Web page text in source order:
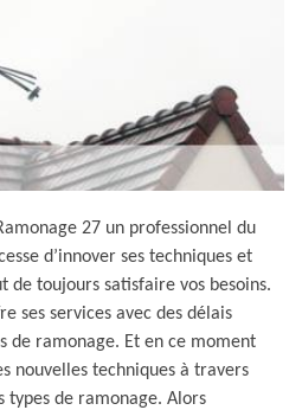
27 un professionnel du
d’innover ses techniques et
de toujours satisfaire vos besoins.
ses services avec des délais
de ramonage. Et en ce moment
nouvelles techniques à travers
types de ramonage. Alors